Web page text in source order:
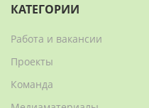
КАТЕГОРИИ
Работа и вакансии
Проекты
Команда